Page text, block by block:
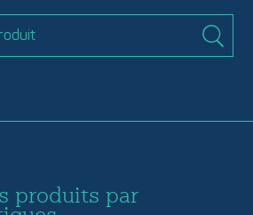
produits par